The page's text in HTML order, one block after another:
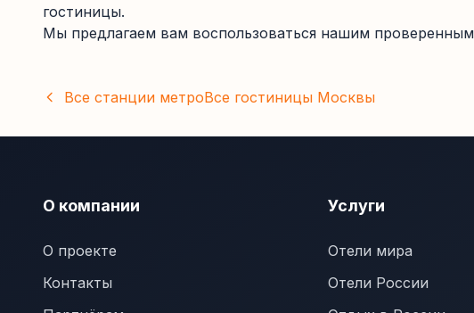
гостиницы.
Мы предлагаем вам воспользоваться нашим
Все станции метроВсе гостиницы Москвы
О компании
О проекте
Контакты
Услуги
Отели мира
Отели России